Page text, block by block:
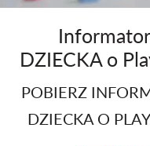
DZIECKA o
POBIERZ
DZIECKA O